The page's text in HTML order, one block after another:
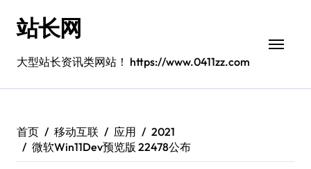
站长网
大型站长资讯类网站！ https://www.0411zz.com
首页 移动互联 应用
2021
微软Win11Dev预览版 22478公布